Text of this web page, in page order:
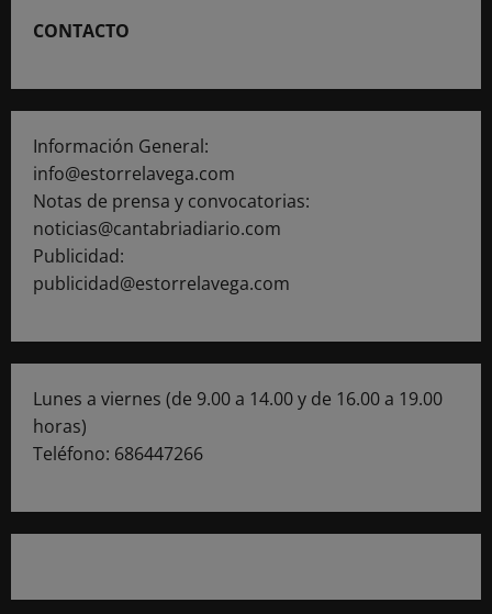
CONTACTO
Información General:
info@estorrelavega.com
Notas de prensa y convocatorias:
noticias@cantabriadiario.com
Publicidad:
publicidad@estorrelavega.com
Lunes a viernes (de 9.00 a 14.00 y de 16.00 a 19.00
horas)
Teléfono: 686447266